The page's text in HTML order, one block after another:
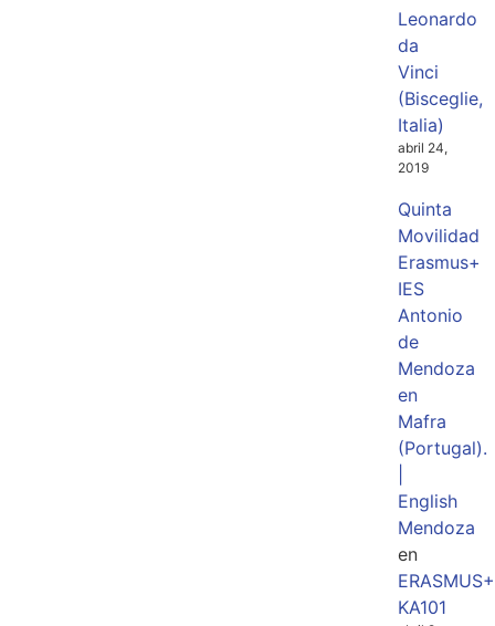
Leonardo
da
Vinci
(Bisceglie,
Italia)
abril 24,
2019
Quinta
Movilidad
Erasmus+
IES
Antonio
de
Mendoza
en
Mafra
(Portugal).
English
Mendoza
en
ERASMUS+
KA101